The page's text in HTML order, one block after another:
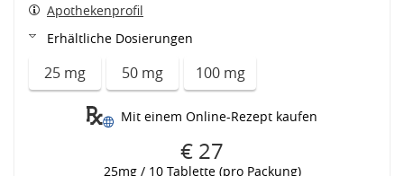
Apothekenprofil
Erhältliche Dosierungen
25 mg 50 mg 100 mg
Mit einem Online-Rezept kaufen
€ 27
25mg / 10 Tablette (pro Packung)